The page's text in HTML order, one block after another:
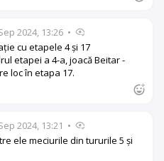
2024, 13:26 •
cu etapele 4 și 17
etapei a 4-a, joacă Beitar -
loc în etapa 17.
2024, 13:21 •
ele meciurile din tururile 5 și